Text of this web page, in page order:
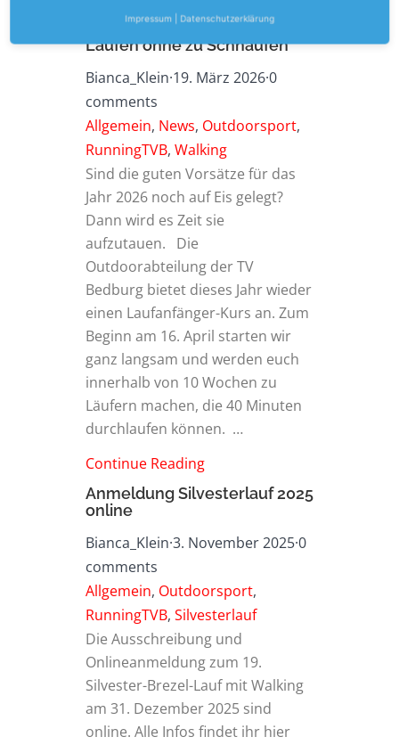
Continue Reading
Laufen ohne zu Schnaufen
Bianca_Klein·19. März 2026·0
comments
Allgemein, News, Outdoorsport,
RunningTVB, Walking
Sind die guten Vorsätze für das
Jahr 2026 noch auf Eis gelegt?
Dann wird es Zeit sie
aufzutauen. Die
Outdoorabteilung der TV
Bedburg bietet dieses Jahr wieder
einen Laufanfänger-Kurs an. Zum
Beginn am 16. April starten wir
ganz langsam und werden euch
innerhalb von 10 Wochen zu
Läufern machen, die 40 Minuten
durchlaufen können. …
Continue Reading
Anmeldung Silvesterlauf 2025
online
Bianca_Klein·3. November 2025·0
comments
Allgemein, Outdoorsport,
RunningTVB, Silvesterlauf
Die Ausschreibung und
Onlineanmeldung zum 19.
Silvester-Brezel-Lauf mit Walking
am 31. Dezember 2025 sind
online. Alle Infos findet ihr hier
Impressum Datenschutzerklärung